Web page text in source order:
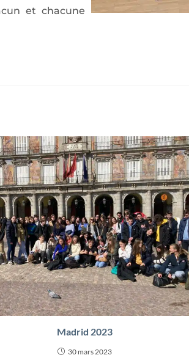
et chacune
Madrid 2023
30 mars 2023